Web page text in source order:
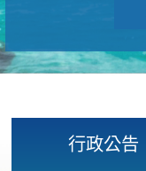
行政公告